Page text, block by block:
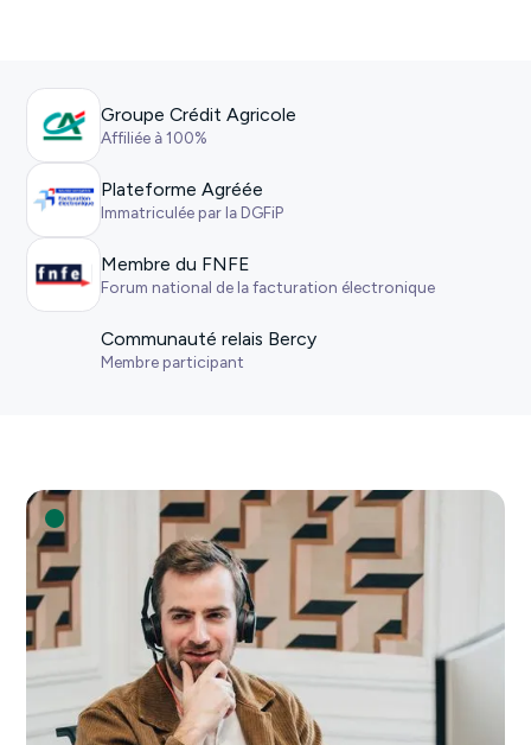
Groupe Crédit Agricole
Affiliée à 100%
Plateforme Agréée
Immatriculée par la DGFiP
Membre du FNFE
Forum national de la facturation électronique
Communauté relais Bercy
Membre participant